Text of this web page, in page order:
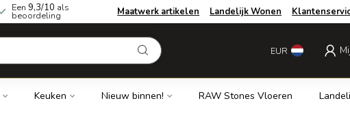
Een 9,3/10 als
beoordeling Maatwerk artikelen Landelijk Wonen
EUR
Keuken Nieuw binnen! RAW Stones Vloeren